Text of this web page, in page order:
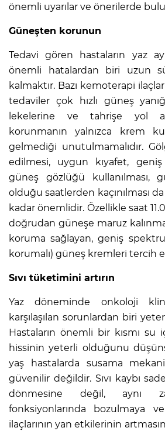
önemli uyarılar ve önerilerde
Güneşten korunun
Tedavi gören hastaların yaz
önemli hatalardan biri uzun
kalmaktır. Bazı kemoterapi
tedaviler çok hızlı güneş
lekelerine ve tahrişe yol
korunmanın yalnızca krem
gelmediği unutulmamalıdır.
edilmesi, uygun kıyafet,
güneş gözlüğü kullanılması,
olduğu saatlerden kaçınılması
kadar önemlidir. Özellikle saat
doğrudan güneşe maruz
koruma sağlayan, geniş
korumalı) güneş kremleri tercih
Sıvı tüketimini artırın
Yaz döneminde onkoloji
karşılaşılan sorunlardan biri
Hastaların önemli bir kısmı su
hissinin yeterli olduğunu
yaş hastalarda susama
güvenilir değildir. Sıvı kaybı
dönmesine değil, aynı
fonksiyonlarında bozulmaya
ilaçlarının yan etkilerinin